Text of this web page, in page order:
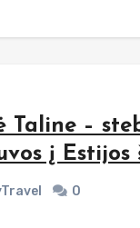
Taline –
į Estijos
0